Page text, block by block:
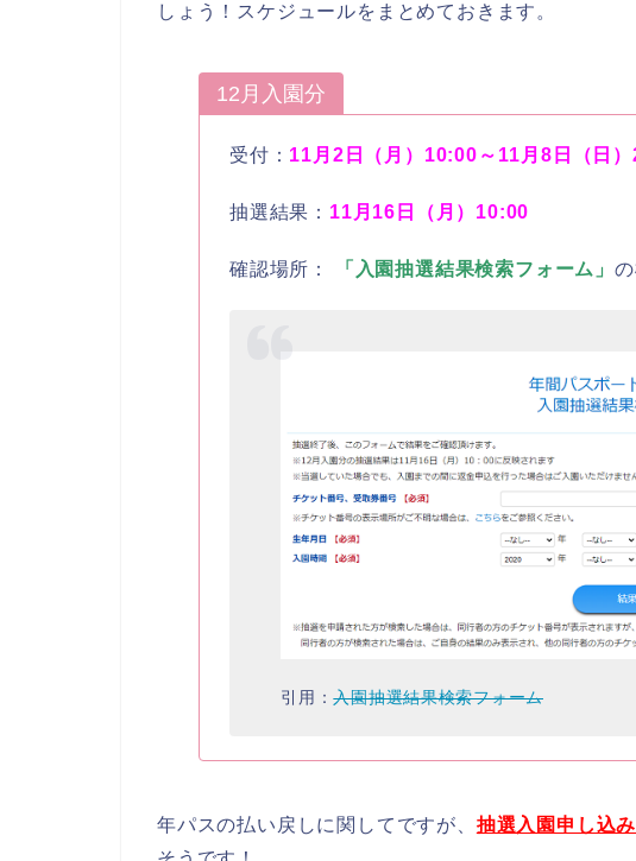
しょう！スケジュールをまとめておきます。
12月入園分
受付： 11月2日（月）10:00～11月8日（日
抽選結果： 11月16日（月）10:00
確認場所： 「入園抽選結果検索フォーム」
引用：入園抽選結果検索フォーム
年パスの払い戻しに関してですが、 抽選入園申し込